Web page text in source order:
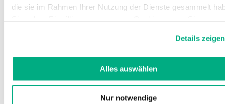
die sie im Rahmen Ihrer Nutzung der Dienste gesammelt
unsererDatenschutzerklärungundImpressum.
Details zeigen
Alles auswählen
Nur notwendige